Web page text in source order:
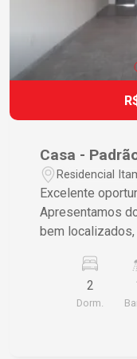
Casa -
Residencial
Excelente
Apresentamos
bem
valorização.
investidores ou
unidade e obter
2
Dorm.